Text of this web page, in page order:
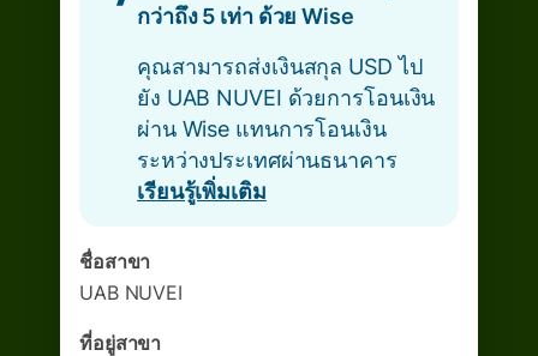
กว่าถึง 5 เท่า ด้วย Wise
คุณสามารถส่งเงินสกุล USD ไป
ยัง UAB NUVEI ด้วยการโอนเงิน
ผ่าน Wise แทนการโอนเงิน
ระหว่างประเทศผ่านธนาคาร
เรียนรู้เพิ่มเติม
ชื่อสาขา
UAB NUVEI
ที่อยู่สาขา